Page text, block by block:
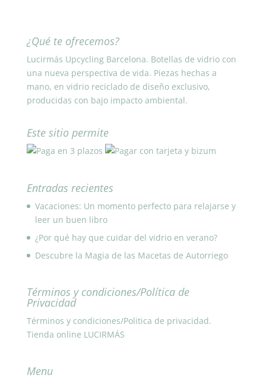
¿Qué te ofrecemos?
Lucirmás Upcycling Barcelona. Botellas de vidrio con
una nueva perspectiva de vida. Piezas hechas a
mano, en vidrio reciclado de diseño exclusivo,
producidas con bajo impacto ambiental.
Este sitio permite
Entradas recientes
Vacaciones: Un momento perfecto para relajarse y
leer un buen libro
¿Por qué hay que cuidar del vidrio en verano?
Descubre la Magia de las Macetas de Autorriego
Términos y condiciones/Política de
Privacidad
Términos y condiciones/Politica de privacidad.
Tienda online LUCIRMÁS
Menu